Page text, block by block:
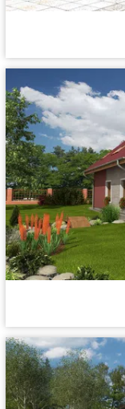
Dispozice:
Dispozice:
Užitná plocha: